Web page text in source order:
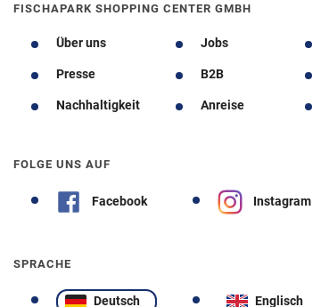
FISCHAPARK SHOPPING CENTER GMBH
Über uns Jobs
Presse B2B
Nachhaltigkeit Anreise
FOLGE UNS AUF
Facebook Instagram
SPRACHE
Deutsch Englisch